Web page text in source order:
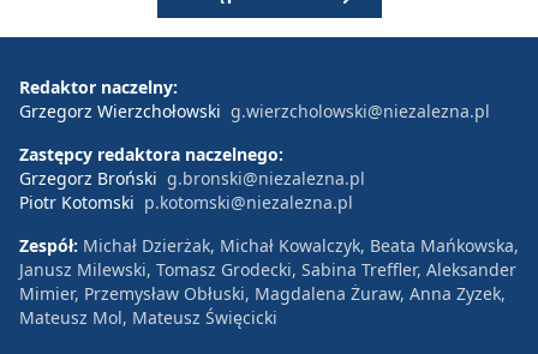
Redaktor naczelny:
Grzegorz Wierzchołowski g.wierzcholowski@niezalezna.pl
Zastępcy redaktora naczelnego:
Grzegorz Broński g.bronski@niezalezna.pl
Piotr Kotomski p.kotomski@niezalezna.pl
Zespół: Michał Dzierżak, Michał Kowalczyk, Beata Mańkowska,
Janusz Milewski, Tomasz Grodecki, Sabina Treffler, Aleksander
Mimier, Przemysław Obłuski, Magdalena Żuraw, Anna Zyzek,
Mateusz Mol, Mateusz Święcicki